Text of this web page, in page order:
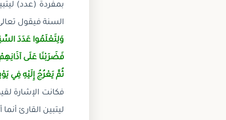
بمفردة (عدد)
السنة فيقول
وَلِتَعْلَمُوا عَدَدَ
فَضَرَبْنَا عَلَى
ثُمَّ يَعْرُجُ إِلَيْهِ فِي
فكانت الإشارة
ليتبين القارئ